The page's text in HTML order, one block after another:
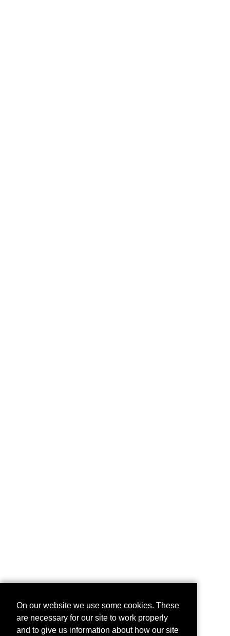
On our website we use some cookies. These
are necessary for our site to work properly
and to give us information about how our site